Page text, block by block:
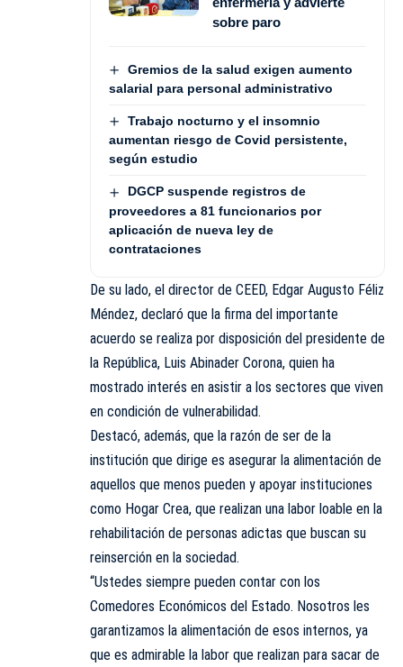
sobre paro
Gremios de la salud exigen aumento
salarial para personal administrativo
Trabajo nocturno y el insomnio
aumentan riesgo de Covid persistente,
según estudio
DGCP suspende registros de
proveedores a 81 funcionarios por
aplicación de nueva ley de
contrataciones
De su lado, el director de CEED, Edgar Augusto Féliz
Méndez, declaró que la firma del importante
acuerdo se realiza por disposición del presidente de
la República, Luis Abinader Corona, quien ha
mostrado interés en asistir a los sectores que viven
en condición de vulnerabilidad.
Destacó, además, que la razón de ser de la
institución que dirige es asegurar la alimentación de
aquellos que menos pueden y apoyar instituciones
como Hogar Crea, que realizan una labor loable en la
rehabilitación de personas adictas que buscan su
reinserción en la sociedad.
“Ustedes siempre pueden contar con los
Comedores Económicos del Estado. Nosotros les
garantizamos la alimentación de esos internos, ya
que es admirable la labor que realizan para sacar de